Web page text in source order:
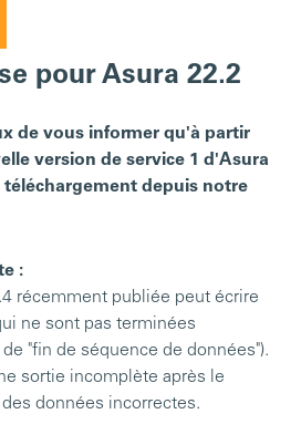
pour Asura 22.2
de vous informer qu'à partir
version de service 1 d'Asura
téléchargement depuis notre
:
récemment publiée peut écrire
ne sont pas terminées
"fin de séquence de données").
sortie incomplète après le
données incorrectes.